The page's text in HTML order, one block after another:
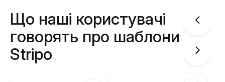
Що наші користувачі
говорять про шаблони
Stripo